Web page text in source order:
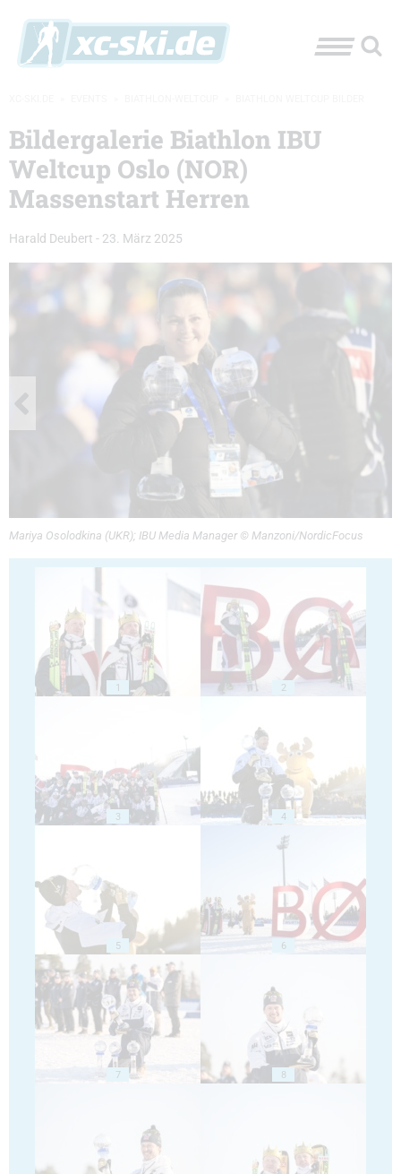
Bildergalerie Biathlon IBU
Weltcup Oslo (NOR)
Massenstart Herren
Harald Deubert - 23. März 2025
Mariya Osolodkina (UKR); IBU Media Manager © Manzoni/NordicFocus
1 2
3 4
5 6
7 8